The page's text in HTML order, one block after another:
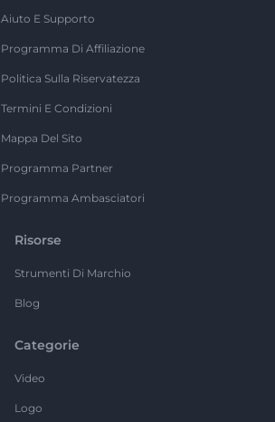
Aiuto E Supporto
Programma Di Affiliazione
Politica Sulla Riservatezza
Termini E Condizioni
Mappa Del Sito
Programma Partner
Programma Ambasciatori
Risorse
Strumenti Di Marchio
Blog
Categorie
Video
Logo